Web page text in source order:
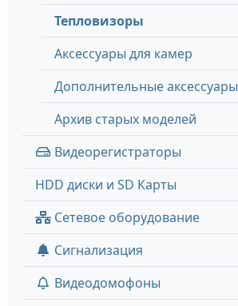
Тепловизоры
Аксессуары для камер
Дополнительные аксессуары
Архив старых моделей
Видеорегистраторы
HDD диски и SD Карты
Сетевое оборудование
Сигнализация
Видеодомофоны